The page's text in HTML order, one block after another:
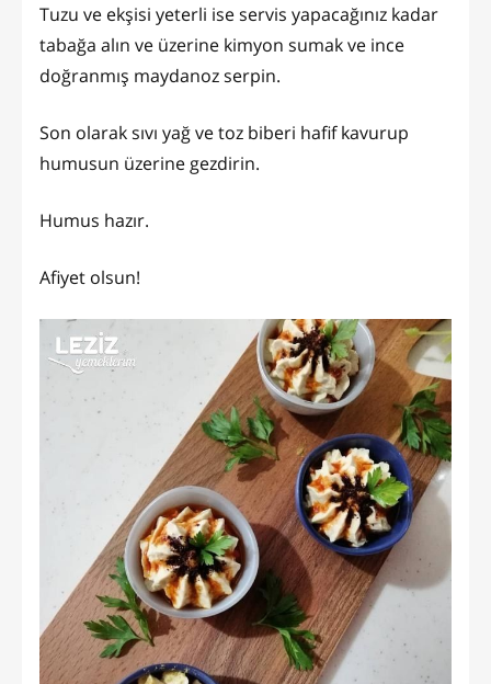
Tuzu ve ekşisi yeterli ise servis yapacağınız kadar
tabağa alın ve üzerine kimyon sumak ve ince
doğranmış maydanoz serpin.
Son olarak sıvı yağ ve toz biberi hafif kavurup
humusun üzerine gezdirin.
Humus hazır.
Afiyet olsun!